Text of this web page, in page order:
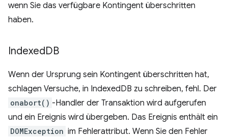
wenn Sie das verfügbare Kontingent überschritten
haben.
IndexedDB
Wenn der Ursprung sein Kontingent überschritten hat,
schlagen Versuche, in IndexedDB zu schreiben, fehl. Der
onabort() -Handler der Transaktion wird aufgerufen
und ein Ereignis wird übergeben. Das Ereignis enthält ein
DOMException im Fehlerattribut. Wenn Sie den Fehler